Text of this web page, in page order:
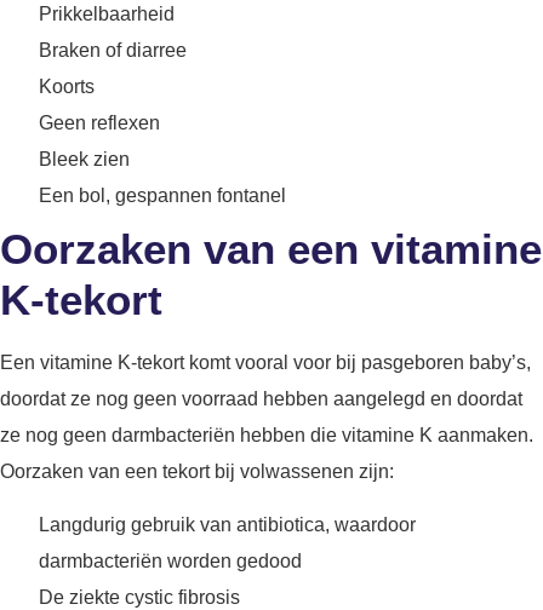
Prikkelbaarheid
Braken of diarree
Koorts
Geen reflexen
Bleek zien
Een bol, gespannen fontanel
Oorzaken van een vitamine
K-tekort
Een vitamine K-tekort komt vooral voor bij pasgeboren baby’s,
doordat ze nog geen voorraad hebben aangelegd en doordat
ze nog geen darmbacteriën hebben die vitamine K aanmaken.
Oorzaken van een tekort bij volwassenen zijn:
Langdurig gebruik van antibiotica, waardoor
darmbacteriën worden gedood
De ziekte cystic fibrosis